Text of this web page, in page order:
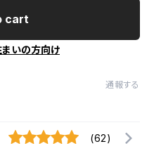
cart
いの方向け
通報する
(62)